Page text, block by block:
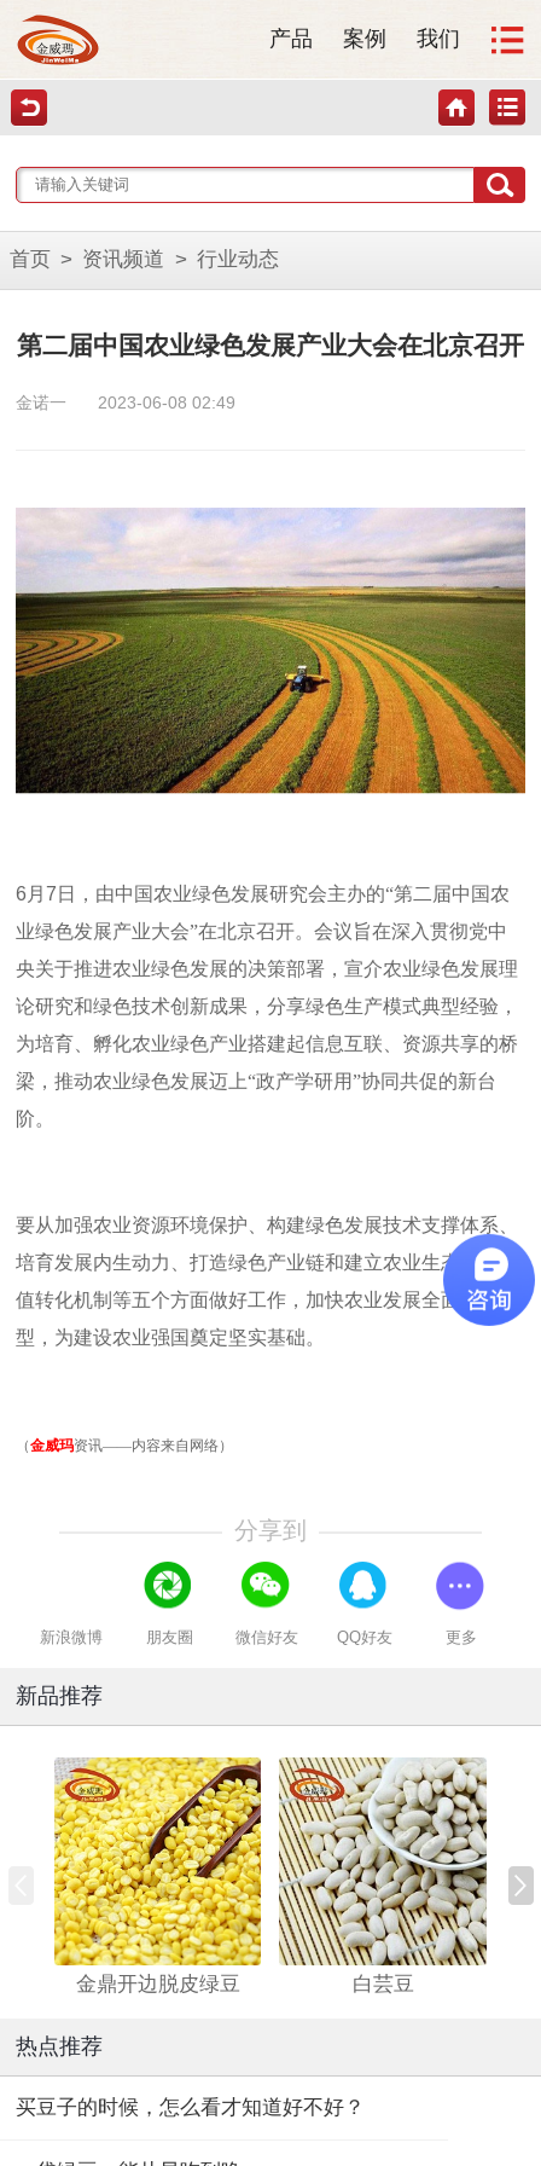
产品 案例 我们
首页 > 资讯频道 > 行业动态
第二届中国农业绿色发展产业大会在北京召开
金诺一 2023-06-08 02:49
6 月 7 日，由中国农业绿色发展研究会主办的“第二届中国农
业绿色发展产业大会”在北京召开。会议旨在深入贯彻党中
央关于推进农业绿色发展的决策部署，宣介农业绿色发展理
论研究和绿色技术创新成果，分享绿色生产模式典型经验，
为培育、孵化农业绿色产业搭建起信息互联、资源共享的桥
梁，推动农业绿色发展迈上“政产学研用”协同共促的新台
阶。
要从加强农业资源环境保护、构建绿色发展技术支撑体系、
培育发展内生动力、打造绿色产业链和建立农业生态产品价
值转化机制等五个方面做好工作，加快农业发展全面绿色转
型，为建设农业强国奠定坚实基础。
（金威玛资讯——内容来自网络）
分享到
新浪微博 朋友圈 微信好友 QQ好友 更多
新品推荐
金鼎开边脱皮绿豆 白芸豆
热点推荐
买豆子的时候，怎么看才知道好不好？